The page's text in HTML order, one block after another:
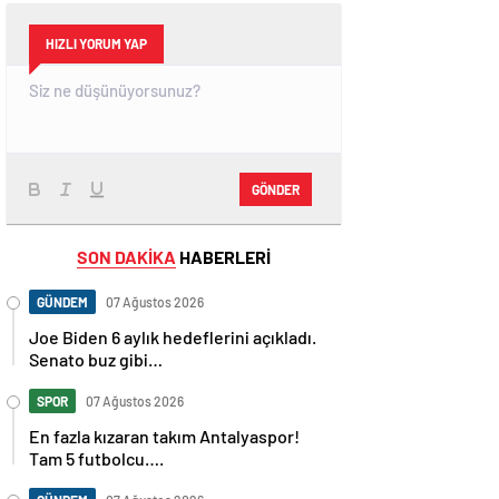
HIZLI YORUM YAP
GÖNDER
SON DAKİKA HABERLERİ
GÜNDEM 07 Ağustos 2026
Joe Biden 6 aylık hedeflerini açıkladı.
Senato buz gibi…
SPOR 07 Ağustos 2026
En fazla kızaran takım Antalyaspor!
Tam 5 futbolcu….